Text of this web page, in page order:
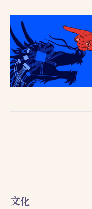
文化